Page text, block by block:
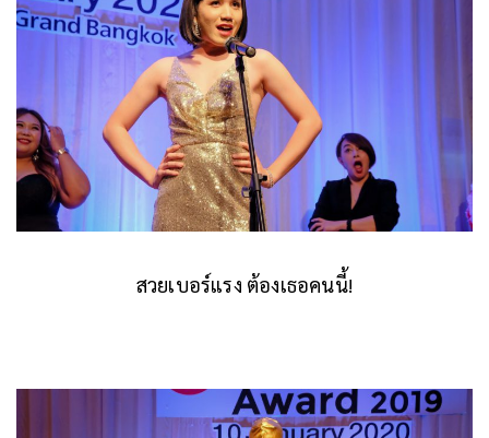
สวยเบอร์แรง ต้องเธอคนนี้!